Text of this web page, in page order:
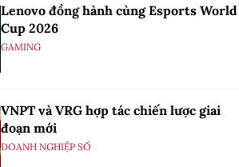
Lenovo đồng hành cùng Esports World
Cup 2026
GAMING
VNPT và VRG hợp tác chiến lược giai
đoạn mới
DOANH NGHIỆP SỐ